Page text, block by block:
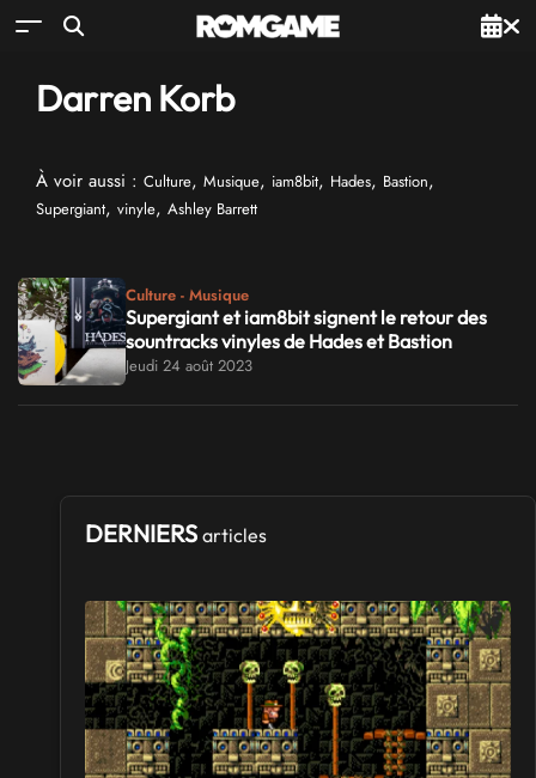
Darren Korb
À voir aussi : Culture, Musique, iam8bit, Hades, Bastion,
Supergiant, vinyle, Ashley Barrett
Culture - Musique
Supergiant et iam8bit signent le retour des
sountracks vinyles de Hades et Bastion
Jeudi 24 août 2023
DERNIERS articles